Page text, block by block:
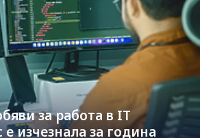
за работа в IT
е изчезнала за година